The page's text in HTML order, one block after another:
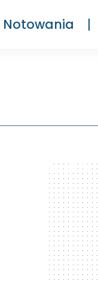
Notowania
300 x 600